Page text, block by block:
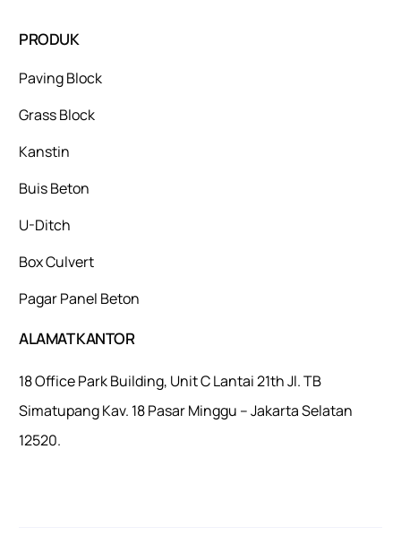
PRODUK
Paving Block
Grass Block
Kanstin
Buis Beton
U-Ditch
Box Culvert
Pagar Panel Beton
ALAMAT KANTOR
18 Office Park Building, Unit C Lantai 21th Jl. TB
Simatupang Kav. 18 Pasar Minggu – Jakarta Selatan
12520.